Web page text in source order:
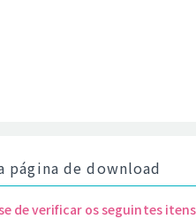
página de download
de verificar os seguintes